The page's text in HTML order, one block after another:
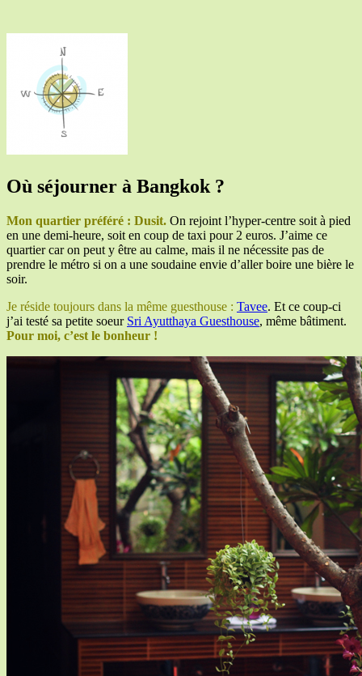
Où séjourner à Bangkok ?
Mon quartier préféré : Dusit. On rejoint l’hyper-centre soit à pied
en une demi-heure, soit en coup de taxi pour 2 euros. J’aime ce
quartier car on peut y être au calme, mais il ne nécessite pas de
prendre le métro si on a une soudaine envie d’aller boire une bière le
soir.
Je réside toujours dans la même guesthouse : Tavee. Et ce coup-ci
j’ai testé sa petite soeur Sri Ayutthaya Guesthouse, même bâtiment.
Pour moi, c’est le bonheur !